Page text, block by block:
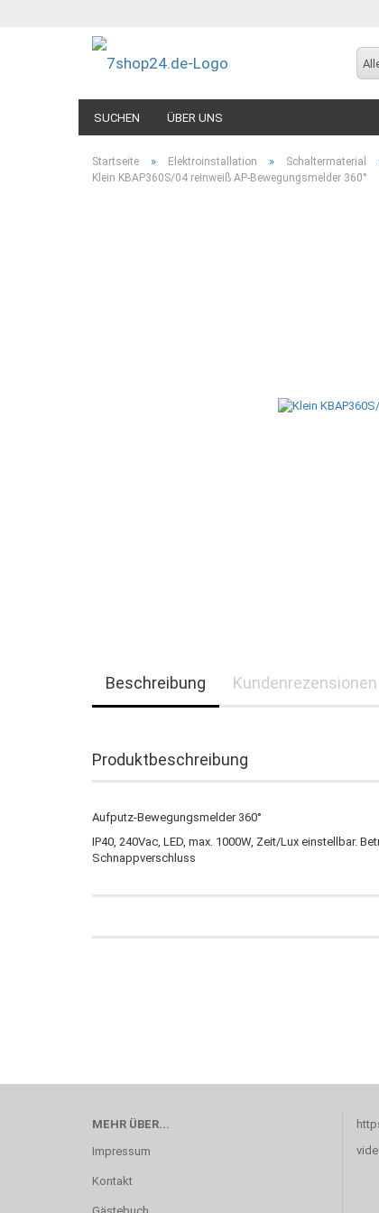
SUCHEN ÜBER UNS
Startseite » Elektroinstallation » Schaltermaterial
Klein KBAP360S/04 reinweiß AP-Bewegungsmelder 360°
Beschreibung Kundenrezensionen
Produktbeschreibung
Aufputz-Bewegungsmelder 360°
IP40, 240Vac, LED, max. 1000W, Zeit/Lux einstellbar.
Schnappverschluss
MEHR ÜBER...
Impressum
Kontakt